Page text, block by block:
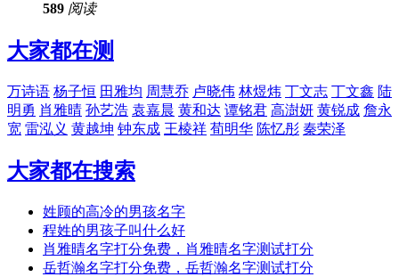
589 阅读
大家都在测
万诗语 杨子恒 田雅均 周慧乔 卢晓伟 林煜炜 丁文志 丁文鑫 陆
明勇 肖雅晴 孙艺浩 袁嘉晨 黄和达 谭铭君 高澍妍 黄锐成 詹永
宽 雷泓义 黄越坤 钟东成 王棱祥 荀明华 陈忆彤 秦荣泽
大家都在搜索
姓顾的高冷的男孩名字
程姓的男孩子叫什么好
肖雅晴名字打分免费，肖雅晴名字测试打分
岳哲瀚名字打分免费，岳哲瀚名字测试打分